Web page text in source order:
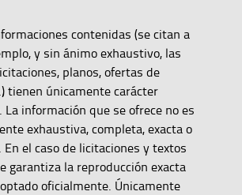
contenidas (se citan a
y sin ánimo exhaustivo, las
planos, ofertas de
tienen únicamente carácter
información que se ofrece no es
exhaustiva, completa, exacta o
el caso de licitaciones y textos
garantiza la reproducción exacta
oficialmente. Únicamente